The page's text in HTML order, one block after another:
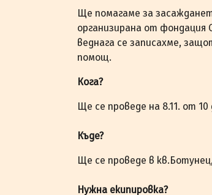
Ще помагаме за
организирана от фондация
веднага се записахме,
помощ.
Кога?
Ще се проведе на 8.11. от 10
Къде?
Ще се проведе в
Нужна екипировка?